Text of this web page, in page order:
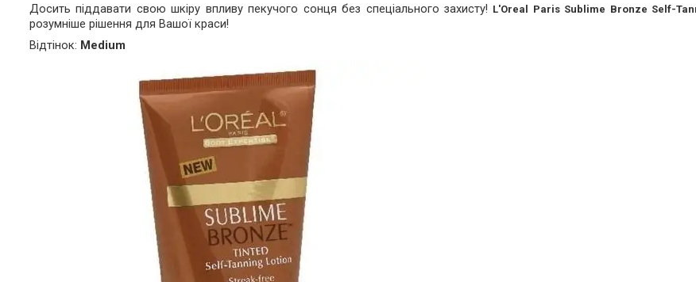
Досить піддавати свою шкіру впливу пекучого сонця без спеціального захисту! L'Oreal Paris Sublime Bronze Self-
розумніше рішення для Вашої краси!
Відтінок: Medium